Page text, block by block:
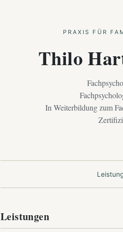
PRAXIS FÜR
Thilo
In Weiterbildung zum
Leistungen